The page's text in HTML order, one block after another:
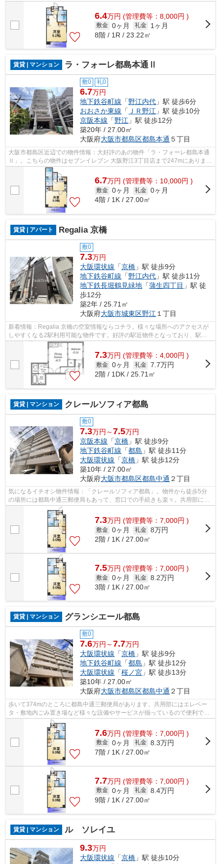
す。こちらの物件はマンションです。...
6.4万円 (管理費等：8,000円 )
敷金 0ヶ月 礼金
1ヶ月
8階 / 1R / 23.22㎡
賃貸 | マンション ラ・フォーレ都島本通Ⅱ
敷0 礼0
6.7万円
地下鉄谷町線 「野江内代 」駅 徒歩6分
おおさか東線 「 ＪＲ野江 」駅 徒歩10分
京阪本線 「野江 」駅 徒歩12分
築20年 / 27.00㎡
大阪府大阪市都島区都島本通 ５丁目
大阪市都島区近辺での物件情報：大好評のあの物件「ラ・フォーレ都島本通
Ⅱ」。こちらの物件はセブンイレブン 大阪野江3丁目店まで247mにありま
す。共用部にはエレベータ・敷地内ごみ置...
6.7万円 (管理費等：10,000円 )
敷金 0ヶ月 礼金 0ヶ月
4階 / 1K / 27.00㎡
賃貸 | アパート Regalia 京橋
敷0
7.3万円
大阪環状線 「京橋 」駅 徒歩9分
地下鉄谷町線 「野江内代 」駅 徒歩11分
地下鉄長堀鶴見緑地 「蒲生四丁目 」駅 徒
歩12分
築2年 / 25.71㎡
大阪府大阪市城東区野江 １丁目
新着情報：Regalia 京橋の空室情報ならコチラ。様々な場所へのアクセスが
しやすくなる2駅利用可能な物件です。好評の駅近物件となっており、駅よ
り徒歩9分に立地しています。使い勝手...
7.3万円 (管理費等：4,000円 )
敷金 0ヶ月 礼金 7.7万円
2階 / 1DK / 25.71㎡
賃貸 | マンション クレールソフィア都島
敷0
7.3万円～7.5万円
京阪本線 「京橋 」駅 徒歩9分
地下鉄谷町線 「都島 」駅 徒歩11分
大阪環状線 「京橋 」駅 徒歩12分
築10年 / 27.00㎡
大阪府大阪市都島区都島中通 ２丁目
気になるイチオシ物件情報：「クレールソフィア都島」。物件から徒歩5分
の場所には都島中通三郵便局もあって、窓口での手続きも楽々。共用部には
敷地内ごみ置き場・エレベータなどが揃...
7.3万円 (管理費等：7,000円 )
敷金 0ヶ月 礼金 8万円
2階 / 1K / 27.00㎡
7.5万円 (管理費等：7,000円 )
敷金 0ヶ月 礼金 8.2万円
3階 / 1K / 27.00㎡
賃貸 | マンション グランシエール都島
敷0
7.6万円～7.7万円
大阪環状線 「京橋 」駅 徒歩9分
地下鉄谷町線 「都島 」駅 徒歩12分
大阪環状線 「桜ノ宮 」駅 徒歩13分
築10年 / 27.00㎡
大阪府大阪市都島区都島中通 ２丁目
歩いて374mのところに都島中通三郵便局があります。共用部にはエレベー
タ・敷地内ごみ置き場など様々な設備やサービスが揃っているので便利で
す。物件から約400mで駐車場に行けます。...
7.6万円 (管理費等：7,000円 )
敷金 0ヶ月 礼金 8.3万円
7階 / 1K / 27.00㎡
7.7万円 (管理費等：7,000円 )
敷金 0ヶ月 礼金 8.4万円
9階 / 1K / 27.00㎡
賃貸 | マンション ル ソレイユ
9.3万円
大阪環状線 「京橋 」駅 徒歩10分